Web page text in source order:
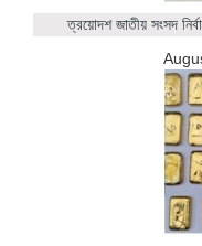
ত্রয়োদশ জাতীয় সংসদ